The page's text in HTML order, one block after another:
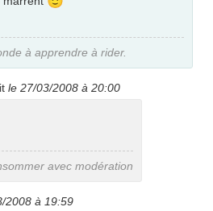
à apprendre à rider.
le 27/03/2008 à 20:00
avec modération
2008 à 19:59